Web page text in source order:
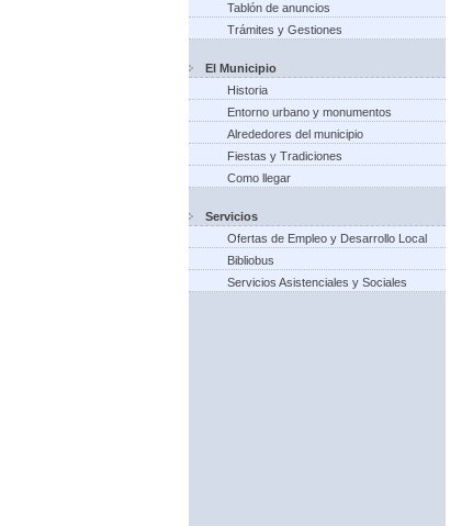
Tablón de anuncios
Trámites y Gestiones
El Municipio
Historia
Entorno urbano y monumentos
Alrededores del municipio
Fiestas y Tradiciones
Como llegar
Servicios
Ofertas de Empleo y Desarrollo Local
Bibliobus
Servicios Asistenciales y Sociales